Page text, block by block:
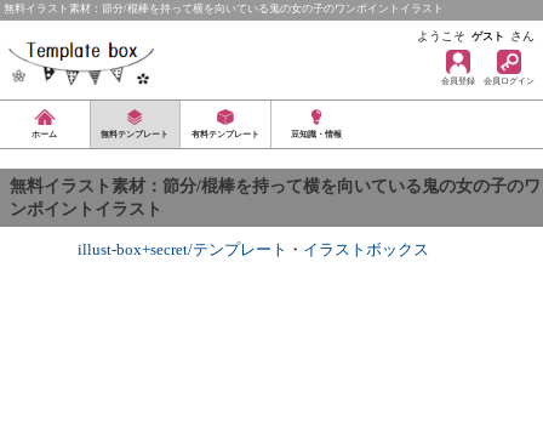
無料イラスト素材：節分/棍棒を持って横を向いている鬼の女の子のワンポイントイラスト
ようこそ ゲスト さん
会員登録 会員ログイン
ホーム 無料テンプレート 有料テンプレート 豆知識・情報
無料イラスト素材：節分/棍棒を持って横を向いている鬼の女の子のワ
ンポイントイラスト
illust-box+secret/テンプレート ・ イラストボックス